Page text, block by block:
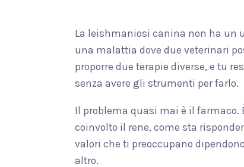
La leishmaniosi canina non ha un
una malattia dove due veterinari
proporre due terapie diverse, e tu
senza avere gli strumenti per farlo.
Il problema quasi mai è il farmaco.
coinvolto il rene, come sta
valori che ti preoccupano
altro.